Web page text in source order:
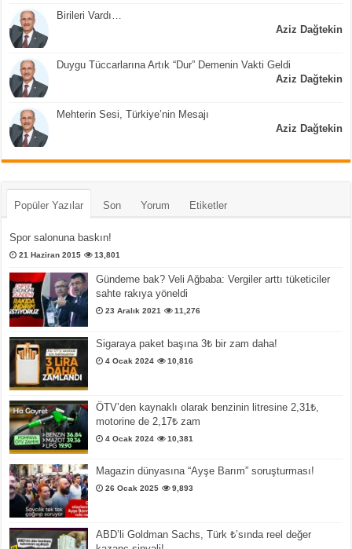
Birileri Vardı…
Aziz Dağtekin
Duygu Tüccarlarına Artık “Dur” Demenin Vakti Geldi
Aziz Dağtekin
Mehterin Sesi, Türkiye’nin Mesajı
Aziz Dağtekin
Popüler Yazılar Son Yorum Etiketler
Spor salonuna baskın!
21 Haziran 2015 13,801
Gündeme bak? Veli Ağbaba: Vergiler arttı tüketiciler
sahte rakıya yöneldi
23 Aralık 2021 11,276
Sigaraya paket başına 3₺ bir zam daha!
4 Ocak 2024 10,816
ÖTV’den kaynaklı olarak benzinin litresine 2,31₺,
motorine de 2,17₺ zam
4 Ocak 2024 10,381
Magazin dünyasına “Ayşe Barım” soruşturması!
26 Ocak 2025 9,893
ABD’li Goldman Sachs, Türk ₺’sında reel değer